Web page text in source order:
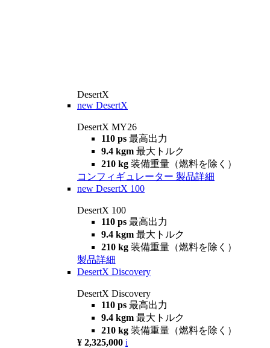
DesertX
new DesertX
DesertX MY26
110 ps 最高出力
9.4 kgm 最大トルク
210 kg 装備重量（燃料を除く）
コンフィギュレーター 製品詳細
new DesertX 100
DesertX 100
110 ps 最高出力
9.4 kgm 最大トルク
210 kg 装備重量（燃料を除く）
製品詳細
DesertX Discovery
DesertX Discovery
110 ps 最高出力
9.4 kgm 最大トルク
210 kg 装備重量（燃料を除く）
¥ 2,325,000 i